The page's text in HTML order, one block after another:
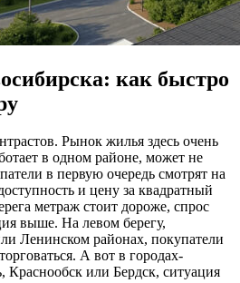
как быстро
Рынок жилья здесь очень
в одном районе, может не
в первую очередь смотрят на
и цену за квадратный
метраж стоит дороже, спрос
выше. На левом берегу,
Ленинском районах, покупатели
А вот в городах-
Краснообск или Бердск, ситуация